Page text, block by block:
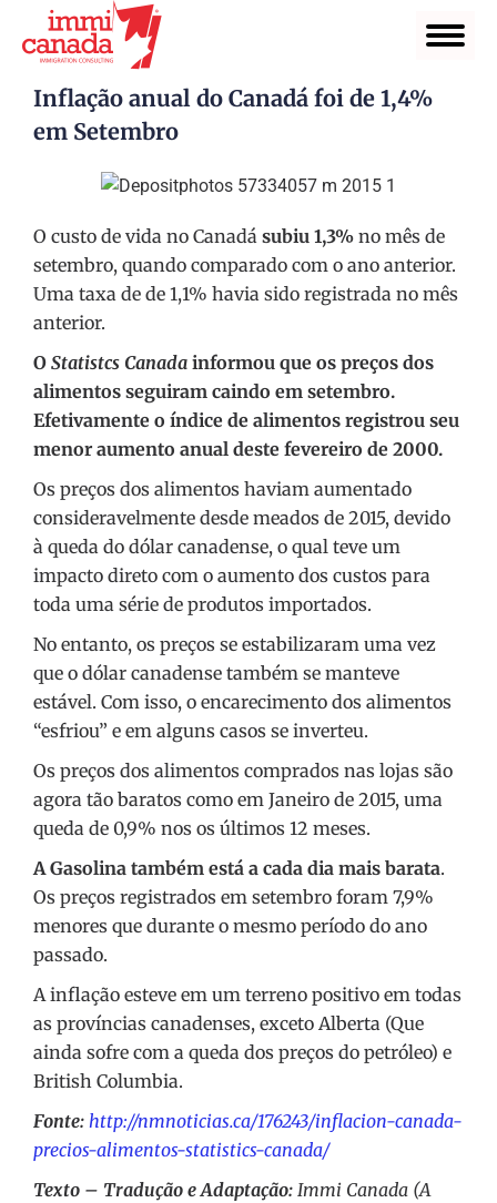
Inflação anual do Canadá foi de 1,4%
em Setembro
O custo de vida no Canadá subiu 1,3% no mês de
setembro, quando comparado com o ano anterior.
Uma taxa de de 1,1% havia sido registrada no mês
anterior.
O Statistcs Canada informou que os preços dos
alimentos seguiram caindo em setembro.
Efetivamente o índice de alimentos registrou seu
menor aumento anual deste fevereiro de 2000.
Os preços dos alimentos haviam aumentado
consideravelmente desde meados de 2015, devido
à queda do dólar canadense, o qual teve um
impacto direto com o aumento dos custos para
toda uma série de produtos importados.
No entanto, os preços se estabilizaram uma vez
que o dólar canadense também se manteve
estável. Com isso, o encarecimento dos alimentos
“esfriou” e em alguns casos se inverteu.
Os preços dos alimentos comprados nas lojas são
agora tão baratos como em Janeiro de 2015, uma
queda de 0,9% nos os últimos 12 meses.
A Gasolina também está a cada dia mais barata.
Os preços registrados em setembro foram 7,9%
menores que durante o mesmo período do ano
passado.
A inflação esteve em um terreno positivo em todas
as províncias canadenses, exceto Alberta (Que
ainda sofre com a queda dos preços do petróleo) e
British Columbia.
Fonte: http://nmnoticias.ca/176243/inflacion-canada-
precios-alimentos-statistics-canada/
Texto – Tradução e Adaptação: Immi Canada (A